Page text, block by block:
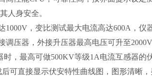
人身安全。
，变比测试最大电流高达600A，仪
调压器，外接升压器最高电压可升至
，最高可做500KV等级1A电流互感器的
可直接显示伏安特性曲线图，图形清晰